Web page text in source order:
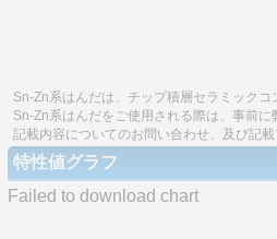
Sn-Zn系はんだは、チップ積層セラミックコ
Sn-Zn系はんだをご使用される際は、事前に
記載内容についてのお問い合わせ、及び記
特性値グラフ
Failed to download chart